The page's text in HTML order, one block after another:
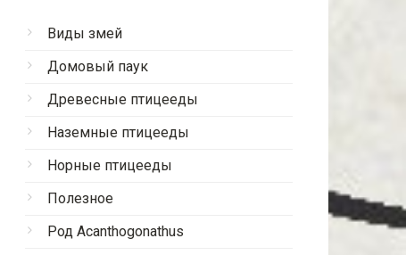
Виды змей
Домовый паук
Древесные птицееды
Наземные птицееды
Норные птицееды
Полезное
Род Acanthogonathus